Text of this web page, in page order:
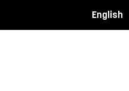
English